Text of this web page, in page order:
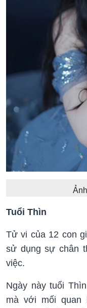
Tuổi Thìn
Tử vi của 12 con
sử dụng sự chân
việc.
Ngày này tuổi
mà với mối quan